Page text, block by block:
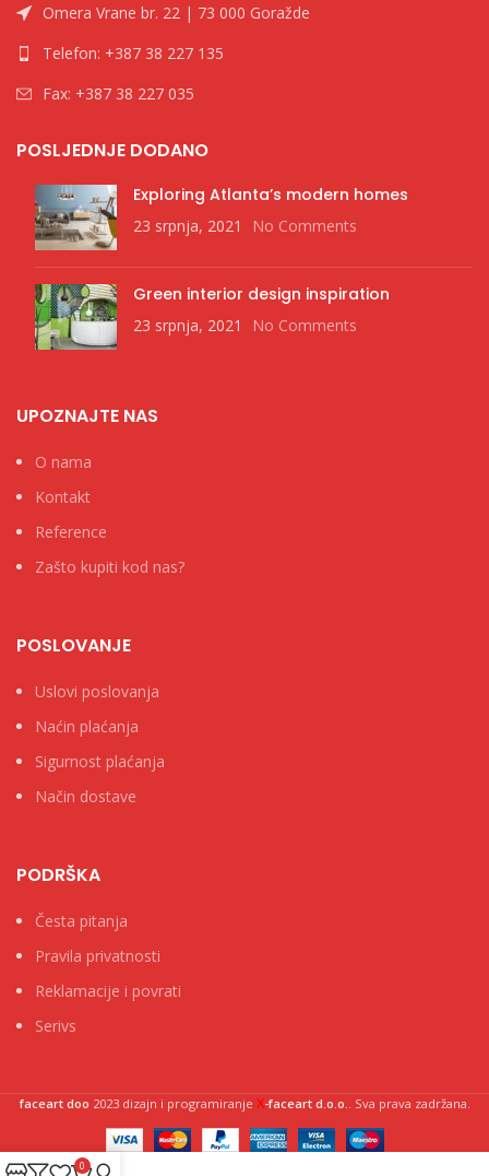
Omera Vrane br. 22 | 73 000 Goražde
Telefon: +387 38 227 135
Fax: +387 38 227 035
POSLJEDNJE DODANO
Exploring Atlanta’s modern homes
23 srpnja, 2021 No Comments
Green interior design inspiration
23 srpnja, 2021 No Comments
UPOZNAJTE NAS
O nama
Kontakt
Reference
Zašto kupiti kod nas?
POSLOVANJE
Uslovi poslovanja
Naćin plaćanja
Sigurnost plaćanja
Način dostave
PODRŠKA
Česta pitanja
Pravila privatnosti
Reklamacije i povrati
Serivs
faceart doo 2023 dizajn i programiranje X-faceart d.o.o.. Sva prava zadržana.
0